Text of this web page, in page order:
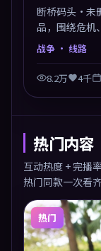
断桥码头·未
品，围绕危机
值得推荐观看。
战争 · 线路
8.2万 4千
热门内容
互动热度 + 完播
热门同款一次看
热门